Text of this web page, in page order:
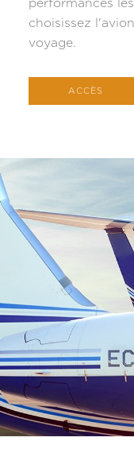
performances
choisissez
voyage.
ACCÈS